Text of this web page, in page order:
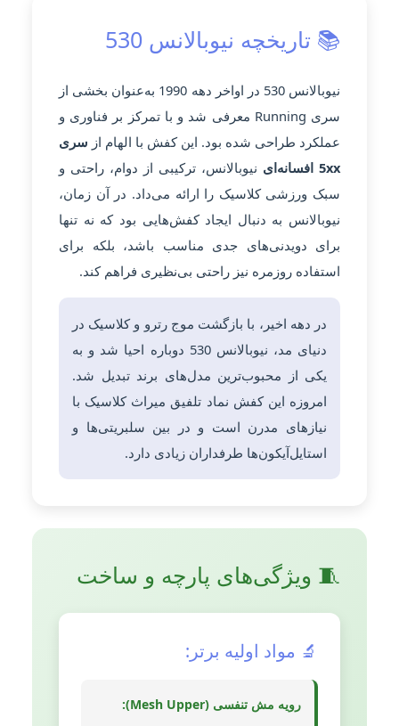
📚 تاریخچه نیوبالانس 530
نیوبالانس 530 در اواخر دهه 1990 به‌عنوان بخشی از
سری Running معرفی شد و با تمرکز بر فناوری و
عملکرد طراحی شده بود. این کفش با الهام از سری
5xx افسانه‌ای
نیوبالانس، ترکیبی از دوام، راحتی و
سبک ورزشی کلاسیک را ارائه می‌داد. در آن زمان،
نیوبالانس به دنبال ایجاد کفش‌هایی بود که نه تنها
برای دویدنی‌های جدی مناسب باشد، بلکه برای
استفاده روزمره نیز راحتی بی‌نظیری فراهم کند.
در دهه اخیر، با بازگشت موج رترو و کلاسیک در
دنیای مد، نیوبالانس 530 دوباره احیا شد و به
یکی از محبوب‌ترین مدل‌های برند تبدیل شد.
امروزه این کفش نماد تلفیق میراث کلاسیک با
نیازهای مدرن است و در بین سلبریتی‌ها و
استایل‌آیکون‌ها طرفداران زیادی دارد.
🧵 ویژگی‌های پارچه و ساخت
🔬 مواد اولیه برتر:
رویه مش تنفسی (Mesh Upper):